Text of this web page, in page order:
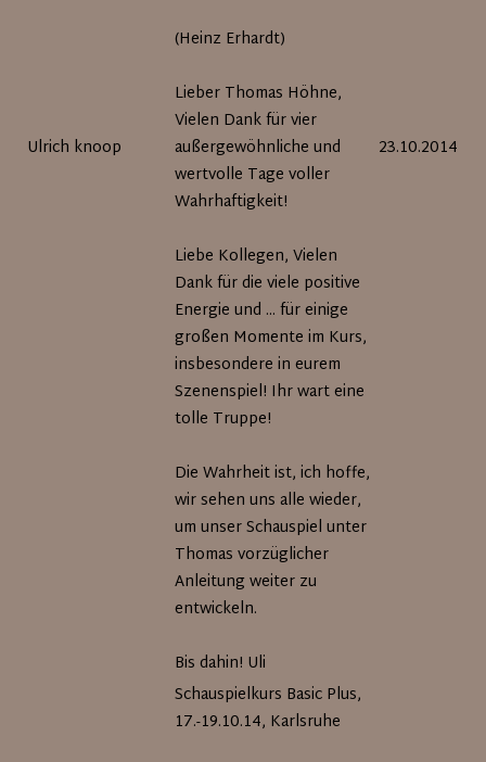
Ulrich knoop
(Heinz Erhardt)
Lieber Thomas Höhne,
Vielen Dank für vier
außergewöhnliche und
wertvolle Tage voller
Wahrhaftigkeit!
Liebe Kollegen, Vielen
Dank für die viele positive
Energie und ... für einige
großen Momente im Kurs,
insbesondere in eurem
Szenenspiel! Ihr wart eine
tolle Truppe!
Die Wahrheit ist, ich hoffe,
wir sehen uns alle wieder,
um unser Schauspiel unter
Thomas vorzüglicher
Anleitung weiter zu
entwickeln.
Bis dahin! Uli
23.10.2014
Schauspielkurs Basic Plus,
17.-19.10.14, Karlsruhe